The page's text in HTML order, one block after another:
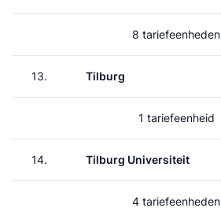
8 tariefeenheden
13. Tilburg
1 tariefeenheid
14. Tilburg Universiteit
4 tariefeenheden